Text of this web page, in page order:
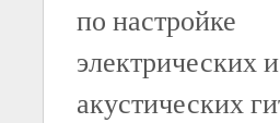
по настройке
электрических и
акустических